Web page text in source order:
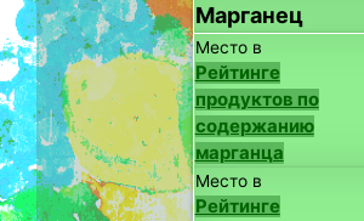
Марганец
Место в
Рейтинге
продуктов по
содержанию
марганца
Место в
Рейтинге